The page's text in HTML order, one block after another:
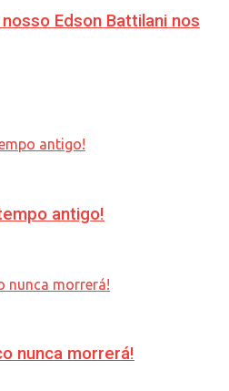
Edson Battilani nos
antigo!
nunca morrerá!